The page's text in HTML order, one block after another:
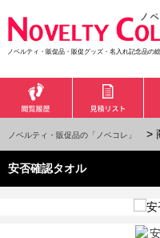
ノベルティ・販促品・販促グッズ・名入れ記念品の
ノベルティ・販促品の「ノベコレ」 >
安否確認タオル